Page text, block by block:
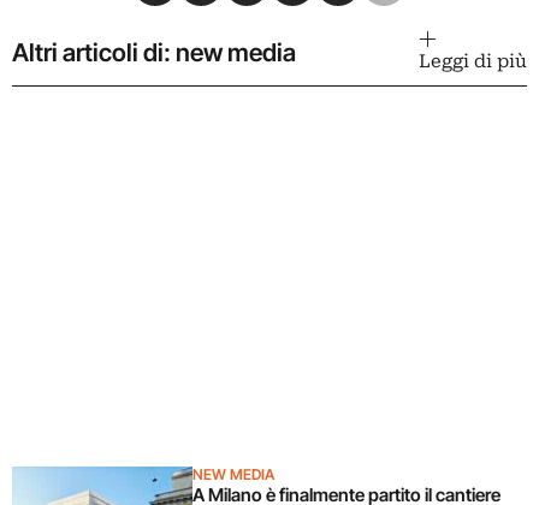
Altri articoli di: new media Leggi di più
NEW MEDIA
A Milano è finalmente partito il cantiere